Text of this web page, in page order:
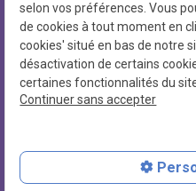
SIRET :
Politique de
selon vos préférences. Vous
de cookies à tout moment en
cookies' situé en bas de notre
désactivation de certains
certaines fonctionnalités du
Continuer sans accepter